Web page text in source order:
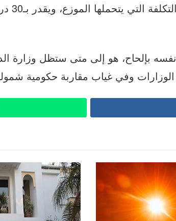
بإلحاح، هو إلى متى ستظل وزارة
وفي غياب مقاربة حكومية